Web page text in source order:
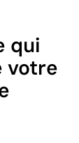
qui
votre